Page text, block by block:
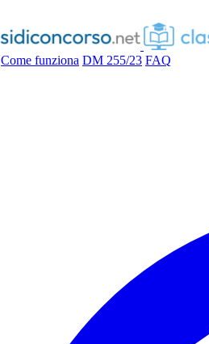
Come funziona DM 255/23 FAQ